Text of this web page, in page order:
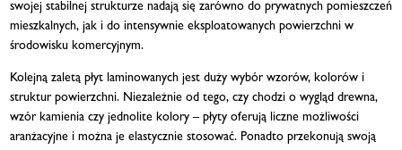
swojej stabilnej strukturze nadają się zarówno do prywatnych pomieszczeń
mieszkalnych, jak i do intensywnie eksploatowanych powierzchni w
środowisku komercyjnym.
Kolejną zaletą płyt laminowanych jest duży wybór wzorów, kolorów i
struktur powierzchni. Niezależnie od tego, czy chodzi o wygląd drewna,
wzór kamienia czy jednolite kolory – płyty oferują liczne możliwości
aranżacyjne i można je elastycznie stosować. Ponadto przekonują swoją